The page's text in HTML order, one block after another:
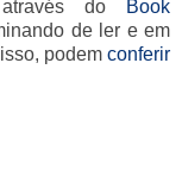
do Book
de ler e em
podem conferir